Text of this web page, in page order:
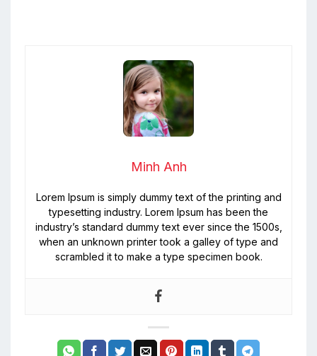
Minh Anh
Lorem Ipsum is simply dummy text of the printing and
typesetting industry. Lorem Ipsum has been the
industry’s standard dummy text ever since the 1500s,
when an unknown printer took a galley of type and
scrambled it to make a type specimen book.